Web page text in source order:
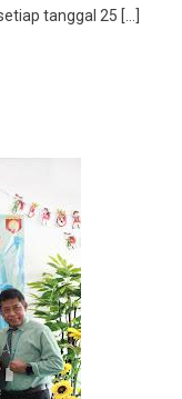
tanggal 25 […]